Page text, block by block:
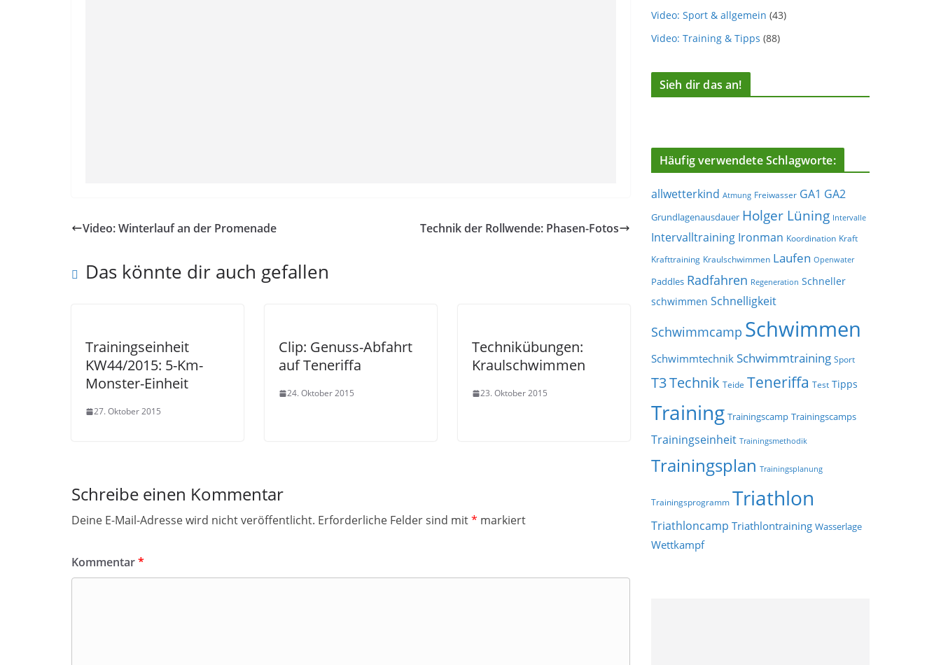
Video: Winterlauf an der Promenade Technik der Rollwende: Phasen-Fotos
Das könnte dir auch gefallen
Trainingseinheit
KW44/2015: 5-Km-
Monster-Einheit
27. Oktober 2015
Clip: Genuss-Abfahrt
auf Teneriffa
24. Oktober 2015
Technikübungen:
Kraulschwimmen
23. Oktober 2015
Schreibe einen Kommentar
Deine E-Mail-Adresse wird nicht veröffentlicht. Erforderliche Felder sind mit* markiert
Kommentar*
Video: Sport & allgemein (43)
Video: Training & Tipps (88)
Sieh dir das an!
Häufig verwendete Schlagworte:
allwetterkind Atmung Freiwasser GA1 GA2
Grundlagenausdauer Holger Lüning Intervalle
Intervalltraining Ironman Koordination Kraft
Krafttraining Kraulschwimmen Laufen Openwater
Paddles Radfahren Regeneration Schneller
schwimmen Schnelligkeit
Schwimmcamp Schwimmen
Schwimmtechnik Schwimmtraining Sport
T3Technik Teide Teneriffa Test Tipps
Training Trainingscamp Trainingscamps
Trainingseinheit Trainingsmethodik
Trainingsplan Trainingsplanung
Trainingsprogramm Triathlon
Triathloncamp Triathlontraining Wasserlage
Wettkampf